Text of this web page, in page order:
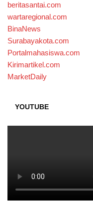
beritasantai.com
wartaregional.com
BinaNews
Surabayakota.com
Portalmahasiswa.com
Kirimartikel.com
MarketDaily
YOUTUBE